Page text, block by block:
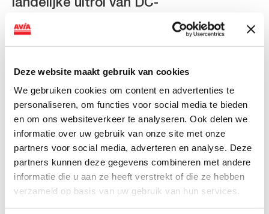
Deze website maakt gebruik van cookies
We gebruiken cookies om content en advertenties te
personaliseren, om functies voor social media te bieden
en om ons websiteverkeer te analyseren. Ook delen we
informatie over uw gebruik van onze site met onze
partners voor social media, adverteren en analyse. Deze
partners kunnen deze gegevens combineren met andere
informatie die u aan ze heeft verstrekt of die ze hebben
verzameld op basis van uw gebruik van hun services.
landelijke uitrol van DC-
Lees verder